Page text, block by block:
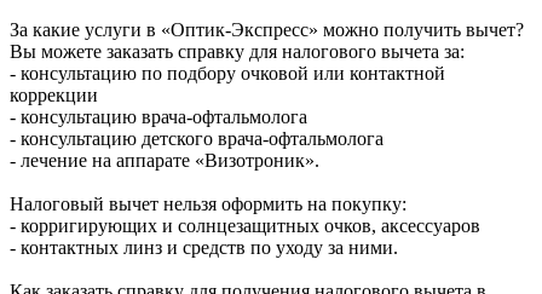
За какие услуги в «Оптик-Экспресс» можно получить вычет?
Вы можете заказать справку для налогового вычета за:
- консультацию по подбору очковой или контактной
коррекции
- консультацию врача-офтальмолога
- консультацию детского врача-офтальмолога
- лечение на аппарате «Визотроник».
Налоговый вычет нельзя оформить на покупку:
- корригирующих и солнцезащитных очков, аксессуаров
- контактных линз и средств по уходу за ними.